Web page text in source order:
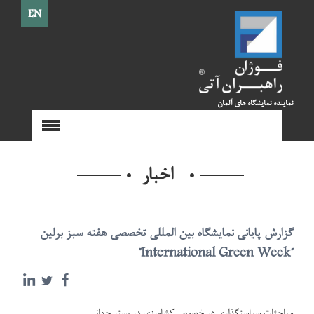
EN
نماینده نمایشگاه های آلمان
اخبار
گزارش پایانی نمایشگاه بین المللی تخصصی هفته سبز برلین
"International Green Week"